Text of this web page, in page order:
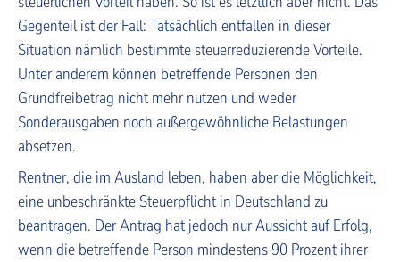
Gegenteil ist der Fall: Tatsächlich entfallen in dieser
Situation nämlich bestimmte steuerreduzierende Vorteile.
Unter anderem können betreffende Personen den
Grundfreibetrag nicht mehr nutzen und weder
Sonderausgaben noch außergewöhnliche Belastungen
absetzen.
Rentner, die im Ausland leben, haben aber die Möglichkeit,
eine unbeschränkte Steuerpflicht in Deutschland zu
beantragen. Der Antrag hat jedoch nur Aussicht auf Erfolg,
wenn die betreffende Person mindestens 90 Prozent ihrer